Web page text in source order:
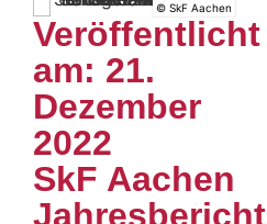
© SkF Aachen
Veröffentlicht
am: 21.
Dezember
2022
SkF Aachen
Jahresbericht